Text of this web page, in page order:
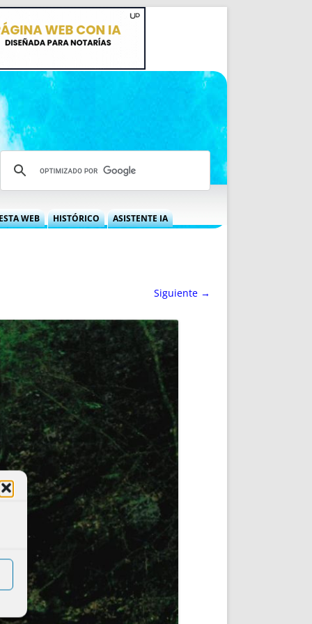
IRPF
WEB
CONVENCIONES ANUALES
NUEVA ETAPA
POLÍTICA DE PRIVACIDAD
AVISO LEGAL
REPORTAR INCIDENCIA
LOGOTIPO
ENTREVISTAS
SONRISA
ENVÍA CORREO
CANALES DE VÍDEO
HISTÓRICO ASISTENTE IA
Siguiente →